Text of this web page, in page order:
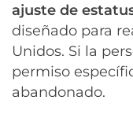
ajuste de
diseñado para
Unidos. Si la
permiso
abandonado.